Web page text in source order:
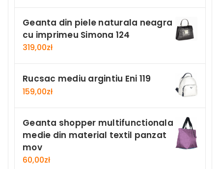
Geanta din piele naturala neagra
cu imprimeu Simona 124
319,00zł
Rucsac mediu argintiu Eni 119
159,00zł
Geanta shopper multifunctionala
medie din material textil panzat
mov
60,00zł